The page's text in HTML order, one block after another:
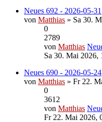
Neues 692 - 2026-05-31
von Matthias » Sa 30.
0
2789
von Matthias
Sa 30. Mai 2026,
Neues 690 - 2026-05-24
von Matthias » Fr 22.
0
3612
von Matthias
Fr 22. Mai 2026,